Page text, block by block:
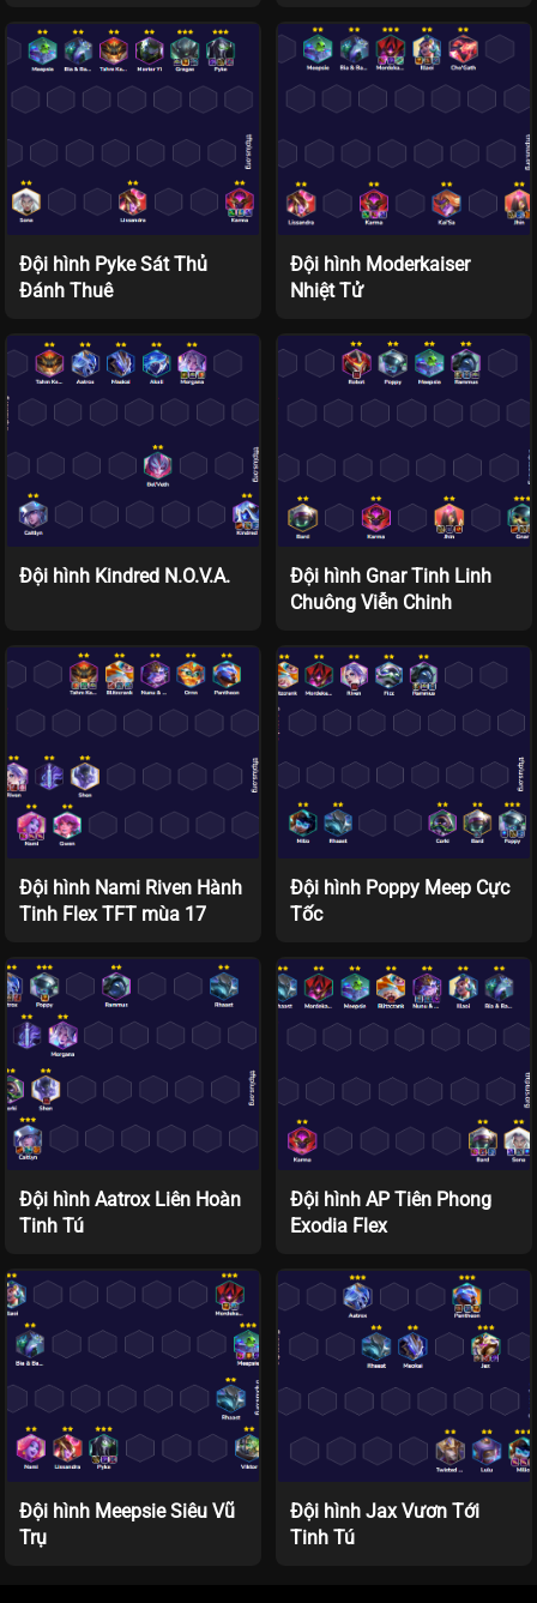
Đội hình Pyke Sát Thủ
Đánh Thuê
Đội hình Moderkaiser
Nhiệt Tử
Đội hình Kindred N.O.V.A.
Đội hình Gnar Tinh Linh
Chuông Viễn Chinh
Đội hình Nami Riven Hành
Tinh Flex TFT mùa 17
Đội hình Poppy Meep Cực
Tốc
Đội hình Aatrox Liên Hoàn
Tinh Tú
Đội hình AP Tiên Phong
Exodia Flex
Đội hình Meepsie Siêu Vũ
Trụ
Đội hình Jax Vươn Tới
Tinh Tú